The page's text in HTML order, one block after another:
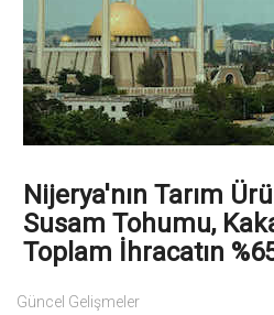
Nijerya'nın Tarım
Susam Tohumu,
Toplam İhracatın
Güncel Gelişmeler